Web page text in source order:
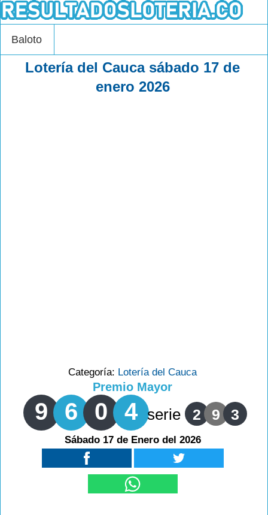
Baloto
Lotería del Cauca sábado 17 de
enero 2026
Categoría: Lotería del Cauca
Premio Mayor
9 6 0 4 serie 2 9 3
Sábado 17 de Enero del 2026